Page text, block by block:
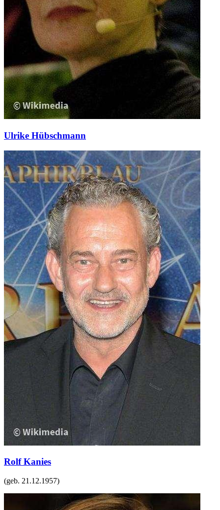
Ulrike Hübschmann
Rolf Kanies
(geb. 21.12.1957)